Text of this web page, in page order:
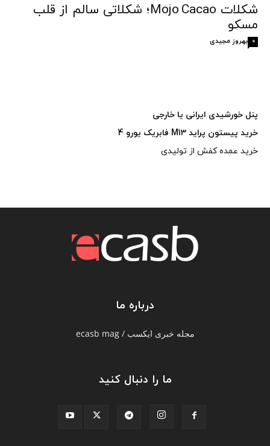
شکلات Mojo Cacao؛ شکلاتی سالم از قلب
مسکو
بهروز مجیدی 0
پنل خورشیدی ایرانی یا خارجی
خرید پیستون پراید M13 فابریک یورو 4
خرید عمده کفش از تولیدی
درباره ما
مجله خبری ایکسب / ecasb mag
ما را دنبال کنید